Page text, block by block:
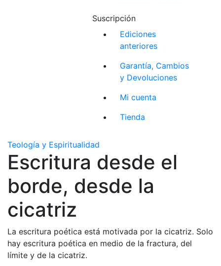
Suscripción
Ediciones
anteriores
Garantía, Cambios
y Devoluciones
Mi cuenta
Tienda
Teología y Espiritualidad
Escritura desde el
borde, desde la
cicatriz
La escritura poética está motivada por la cicatriz. Solo
hay escritura poética en medio de la fractura, del
límite y de la cicatriz.